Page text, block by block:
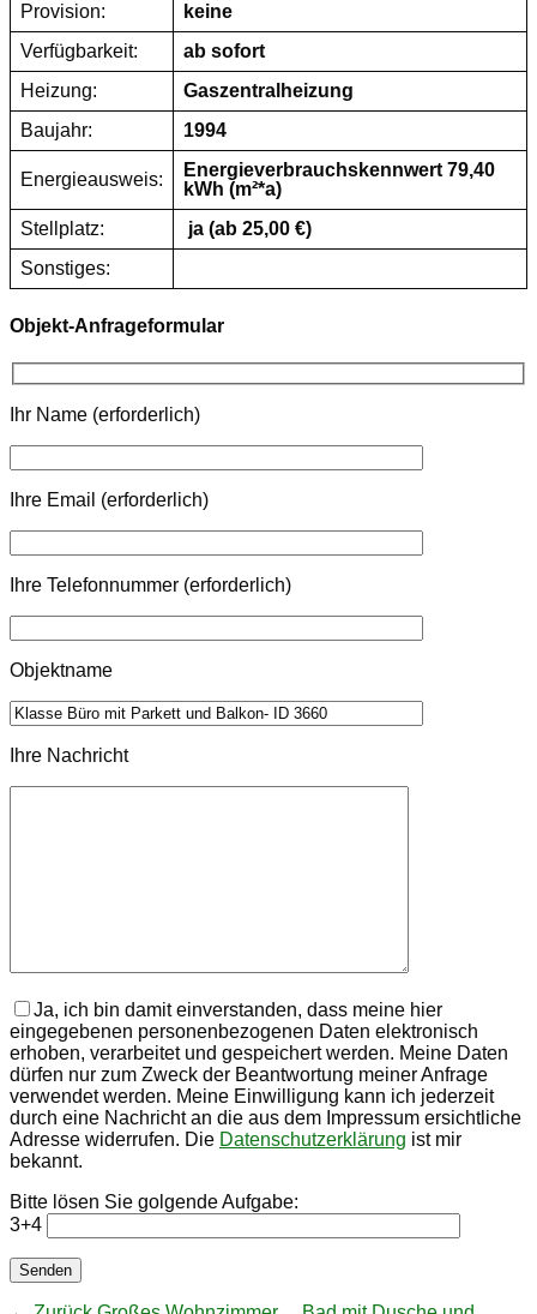
Provision:
keine
Verfügbarkeit:
ab sofort
Heizung:
Gaszentralheizung
Baujahr:
1994
Energieausweis:
Energieverbrauchskennwert 79,40
kWh (m²*a)
Stellplatz:
ja (ab 25,00 €)
Sonstiges:
Objekt-Anfrageformular
Ihr Name (erforderlich)
Ihre Email (erforderlich)
Ihre Telefonnummer (erforderlich)
Objektname
Ihre Nachricht
Ja, ich bin damit einverstanden, dass meine hier
eingegebenen personenbezogenen Daten elektronisch
erhoben, verarbeitet und gespeichert werden. Meine Daten
dürfen nur zum Zweck der Beantwortung meiner Anfrage
verwendet werden. Meine Einwilligung kann ich jederzeit
durch eine Nachricht an die aus dem Impressum ersichtliche
Adresse widerrufen. Die Datenschutzerklärung ist mir
bekannt.
Bitte lösen Sie golgende Aufgabe:
3+4